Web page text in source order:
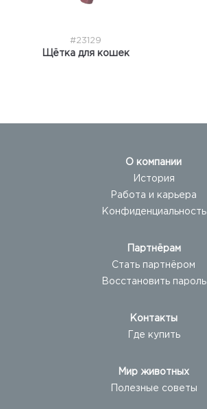
#23129
Щётка для кошек
О компании
История
Работа и карьера
Конфиденциальность
Партнёрам
Стать партнёром
Восстановить пароль
Контакты
Где купить
Мир животных
Полезные советы